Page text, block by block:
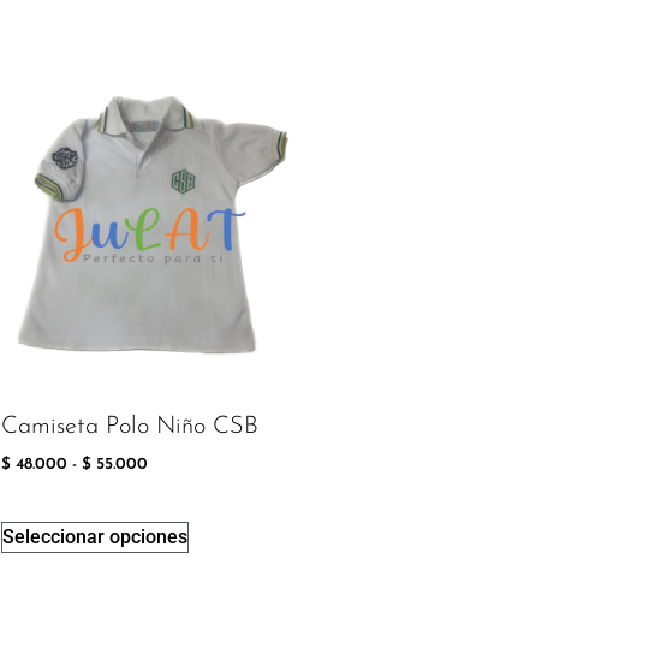
Camiseta Polo Niño CSB
$ 48.000 - $ 55.000
Seleccionar opciones